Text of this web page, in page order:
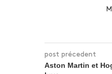
post précedent
Aston Martin et